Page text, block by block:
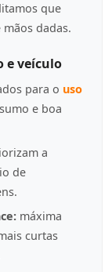
que
dadas.
e veículo
para o uso
e boa
a
de
máxima
curtas